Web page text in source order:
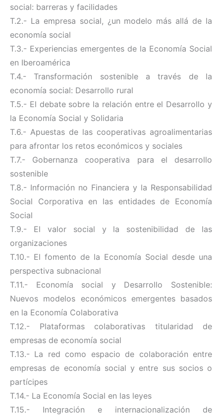
social: barreras y facilidades
T.2.- La empresa social, ¿un modelo más allá de la
economía social
T.3.- Experiencias emergentes de la Economía Social
en Iberoamérica
T.4.- Transformación sostenible a través de la
economía social: Desarrollo rural
T.5.- El debate sobre la relación entre el Desarrollo y
la Economía Social y Solidaria
T.6.- Apuestas de las cooperativas agroalimentarias
para afrontar los retos económicos y sociales
T.7.- Gobernanza cooperativa para el desarrollo
sostenible
T.8.- Información no Financiera y la Responsabilidad
Social Corporativa en las entidades de Economía
Social
T.9.- El valor social y la sostenibilidad de las
organizaciones
T.10.- El fomento de la Economía Social desde una
perspectiva subnacional
T.11.- Economía social y Desarrollo Sostenible:
Nuevos modelos económicos emergentes basados
en la Economía Colaborativa
T.12.- Plataformas colaborativas titularidad de
empresas de economía social
T.13.- La red como espacio de colaboración entre
empresas de economía social y entre sus socios o
partícipes
T.14.- La Economía Social en las leyes
T.15.- Integración e internacionalización de